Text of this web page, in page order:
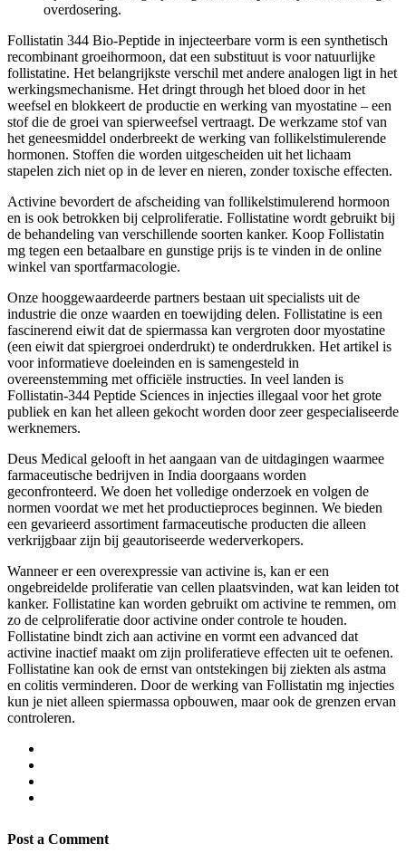
overdosering.
Follistatin 344 Bio-Peptide in injecteerbare vorm is een synthetisch
recombinant groeihormoon, dat een substituut is voor natuurlijke
follistatine. Het belangrijkste verschil met andere analogen ligt in het
werkingsmechanisme. Het dringt through het bloed door in het
weefsel en blokkeert de productie en werking van myostatine – een
stof die de groei van spierweefsel vertraagt. De werkzame stof van
het geneesmiddel onderbreekt de werking van follikelstimulerende
hormonen. Stoffen die worden uitgescheiden uit het lichaam
stapelen zich niet op in de lever en nieren, zonder toxische effecten.
Activine bevordert de afscheiding van follikelstimulerend hormoon
en is ook betrokken bij celproliferatie. Follistatine wordt gebruikt bij
de behandeling van verschillende soorten kanker. Koop Follistatin
mg tegen een betaalbare en gunstige prijs is te vinden in de online
winkel van sportfarmacologie.
Onze hooggewaardeerde partners bestaan uit specialists uit de
industrie die onze waarden en toewijding delen. Follistatine is een
fascinerend eiwit dat de spiermassa kan vergroten door myostatine
(een eiwit dat spiergroei onderdrukt) te onderdrukken. Het artikel is
voor informatieve doeleinden en is samengesteld in
overeenstemming met officiële instructies. In veel landen is
Follistatin-344 Peptide Sciences in injecties illegaal voor het grote
publiek en kan het alleen gekocht worden door zeer gespecialiseerde
werknemers.
Deus Medical gelooft in het aangaan van de uitdagingen waarmee
farmaceutische bedrijven in India doorgaans worden
geconfronteerd. We doen het volledige onderzoek en volgen de
normen voordat we met het productieproces beginnen. We bieden
een gevarieerd assortiment farmaceutische producten die alleen
verkrijgbaar zijn bij geautoriseerde wederverkopers.
Wanneer er een overexpressie van activine is, kan er een
ongebreidelde proliferatie van cellen plaatsvinden, wat kan leiden tot
kanker. Follistatine kan worden gebruikt om activine te remmen, om
zo de celproliferatie door activine onder controle te houden.
Follistatine bindt zich aan activine en vormt een advanced dat
activine inactief maakt om zijn proliferatieve effecten uit te oefenen.
Follistatine kan ook de ernst van ontstekingen bij ziekten als astma
en colitis verminderen. Door de werking van Follistatin mg injecties
kun je niet alleen spiermassa opbouwen, maar ook de grenzen ervan
controleren.
Post a Comment